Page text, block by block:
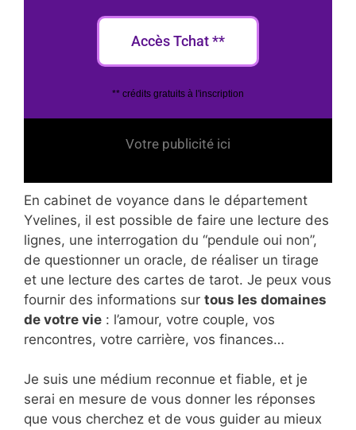
Accès Tchat **
** crédits gratuits à l'inscription
Votre publicité ici
En cabinet de voyance dans le département
Yvelines, il est possible de faire une lecture des
lignes, une interrogation du “pendule oui non”,
de questionner un oracle, de réaliser un tirage
et une lecture des cartes de tarot. Je peux vous
fournir des informations sur tous les domaines
de votre vie : l’amour, votre couple, vos
rencontres, votre carrière, vos finances…
Je suis une médium reconnue et fiable, et je
serai en mesure de vous donner les réponses
que vous cherchez et de vous guider au mieux